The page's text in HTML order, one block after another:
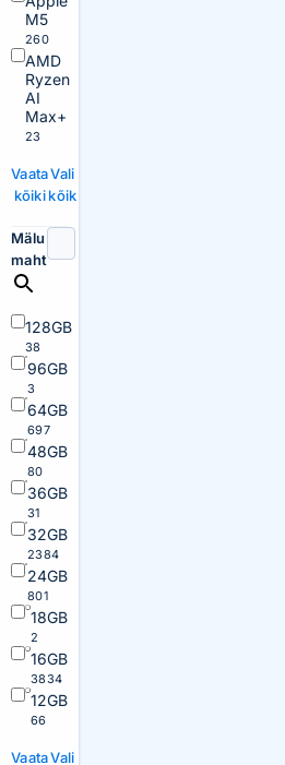
M5
260
AMD
Ryzen
AI
Max+
23
Vaata
kõiki
Vali
kõik
Mälu
maht
128GB
38
96GB
3
64GB
697
48GB
80
36GB
31
32GB
2384
24GB
801
18GB
2
16GB
3834
12GB
66
VaataVali